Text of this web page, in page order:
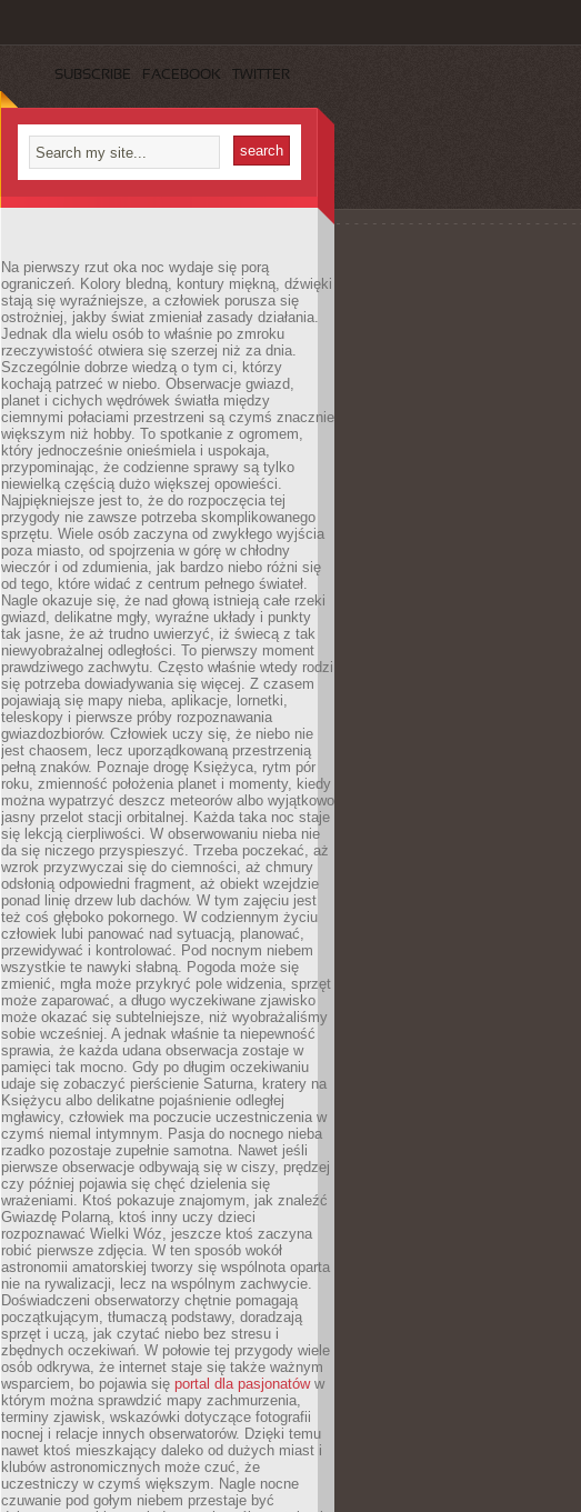
SUBSCRIBE FACEBOOK TWITTER
Na pierwszy rzut oka noc wydaje się porą
ograniczeń. Kolory bledną, kontury miękną, dźwięki
stają się wyraźniejsze, a człowiek porusza się
ostrożniej, jakby świat zmieniał zasady działania.
Jednak dla wielu osób to właśnie po zmroku
rzeczywistość otwiera się szerzej niż za dnia.
Szczególnie dobrze wiedzą o tym ci, którzy
kochają patrzeć w niebo. Obserwacje gwiazd,
planet i cichych wędrówek światła między
ciemnymi połaciami przestrzeni są czymś znacznie
większym niż hobby. To spotkanie z ogromem,
który jednocześnie onieśmiela i uspokaja,
przypominając, że codzienne sprawy są tylko
niewielką częścią dużo większej opowieści.
Najpiękniejsze jest to, że do rozpoczęcia tej
przygody nie zawsze potrzeba skomplikowanego
sprzętu. Wiele osób zaczyna od zwykłego wyjścia
poza miasto, od spojrzenia w górę w chłodny
wieczór i od zdumienia, jak bardzo niebo różni się
od tego, które widać z centrum pełnego świateł.
Nagle okazuje się, że nad głową istnieją całe rzeki
gwiazd, delikatne mgły, wyraźne układy i punkty
tak jasne, że aż trudno uwierzyć, iż świecą z tak
niewyobrażalnej odległości. To pierwszy moment
prawdziwego zachwytu. Często właśnie wtedy rodzi
się potrzeba dowiadywania się więcej. Z czasem
pojawiają się mapy nieba, aplikacje, lornetki,
teleskopy i pierwsze próby rozpoznawania
gwiazdozbiorów. Człowiek uczy się, że niebo nie
jest chaosem, lecz uporządkowaną przestrzenią
pełną znaków. Poznaje drogę Księżyca, rytm pór
roku, zmienność położenia planet i momenty, kiedy
można wypatrzyć deszcz meteorów albo wyjątkowo
jasny przelot stacji orbitalnej. Każda taka noc staje
się lekcją cierpliwości. W obserwowaniu nieba nie
da się niczego przyspieszyć. Trzeba poczekać, aż
wzrok przyzwyczai się do ciemności, aż chmury
odsłonią odpowiedni fragment, aż obiekt wzejdzie
ponad linię drzew lub dachów. W tym zajęciu jest
też coś głęboko pokornego. W codziennym życiu
człowiek lubi panować nad sytuacją, planować,
przewidywać i kontrolować. Pod nocnym niebem
wszystkie te nawyki słabną. Pogoda może się
zmienić, mgła może przykryć pole widzenia, sprzęt
może zaparować, a długo wyczekiwane zjawisko
może okazać się subtelniejsze, niż wyobrażaliśmy
sobie wcześniej. A jednak właśnie ta niepewność
sprawia, że każda udana obserwacja zostaje w
pamięci tak mocno. Gdy po długim oczekiwaniu
udaje się zobaczyć pierścienie Saturna, kratery na
Księżycu albo delikatne pojaśnienie odległej
mgławicy, człowiek ma poczucie uczestniczenia w
czymś niemal intymnym. Pasja do nocnego nieba
rzadko pozostaje zupełnie samotna. Nawet jeśli
pierwsze obserwacje odbywają się w ciszy, prędzej
czy później pojawia się chęć dzielenia się
wrażeniami. Ktoś pokazuje znajomym, jak znaleźć
Gwiazdę Polarną, ktoś inny uczy dzieci
rozpoznawać Wielki Wóz, jeszcze ktoś zaczyna
robić pierwsze zdjęcia. W ten sposób wokół
astronomii amatorskiej tworzy się wspólnota oparta
nie na rywalizacji, lecz na wspólnym zachwycie.
Doświadczeni obserwatorzy chętnie pomagają
początkującym, tłumaczą podstawy, doradzają
sprzęt i uczą, jak czytać niebo bez stresu i
zbędnych oczekiwań. W połowie tej przygody wiele
osób odkrywa, że internet staje się także ważnym
wsparciem, bo pojawia się portal dla pasjonatóww
którym można sprawdzić mapy zachmurzenia,
terminy zjawisk, wskazówki dotyczące fotografii
nocnej i relacje innych obserwatorów. Dzięki temu
nawet ktoś mieszkający daleko od dużych miast i
klubów astronomicznych może czuć, że
uczestniczy w czymś większym. Nagle nocne
czuwanie pod gołym niebem przestaje być